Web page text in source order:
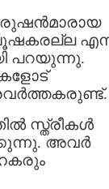
പറയുന്നു.
സ്ത്രീകള്‍
അവര്‍